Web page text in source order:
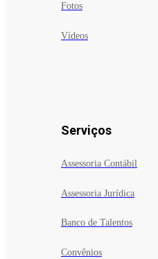
Fotos
Vídeos
Serviços
Assessoria Contábil
Assessoria Jurídica
Banco de Talentos
Convênios